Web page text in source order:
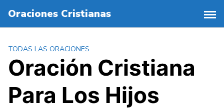
l
Oraciones Cristianas
TODAS LAS ORACIONES
Oración Cristiana
Para Los Hijos